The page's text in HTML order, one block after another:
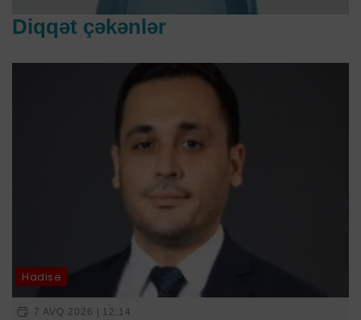
Diqqət çəkənlər
Hadisə
7 AVQ 2026 | 12:14